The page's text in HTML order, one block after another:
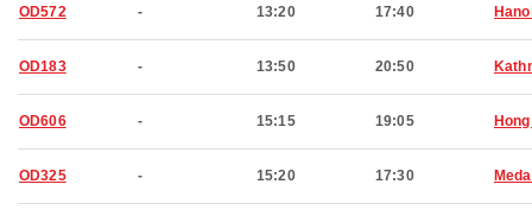
OD572 - 13:20 17:40
OD183 - 13:50 20:50
OD606 - 15:15 19:05
OD325 - 15:20 17:30